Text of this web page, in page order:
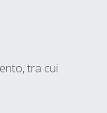
tra cui